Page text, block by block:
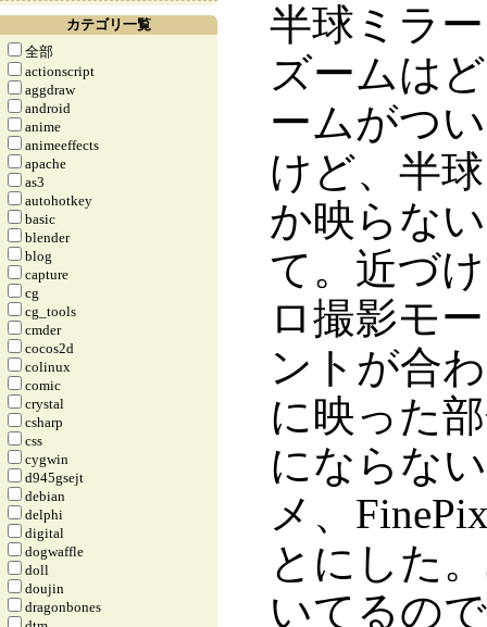
半球ミラ
ズームは
ームがつ
けど、半
か映らな
て。近づ
ロ撮影モ
ントが合
に映った
にならな
メ、
とにした
いてるの
カテゴリ一覧
全部
actionscript
aggdraw
android
anime
animeeffects
apache
as3
autohotkey
basic
blender
blog
capture
cg
cg_tools
cmder
cocos2d
colinux
comic
crystal
csharp
css
cygwin
d945gsejt
debian
delphi
digital
dogwaffle
doll
doujin
dragonbones